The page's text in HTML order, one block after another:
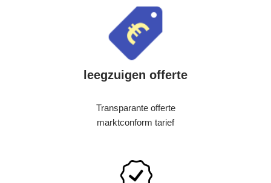
leegzuigen offerte
Transparante offerte
marktconform tarief